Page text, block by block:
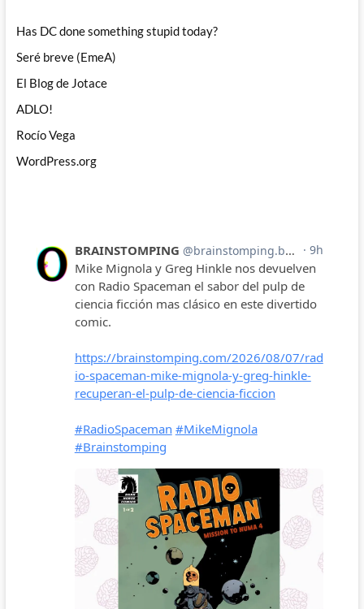
Has DC done something stupid today?
Seré breve (EmeA)
El Blog de Jotace
ADLO!
Rocío Vega
WordPress.org